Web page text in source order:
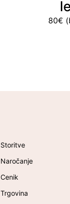
80€
Storitve
Naročanje
Cenik
Trgovina